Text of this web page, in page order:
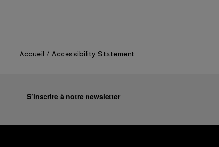
Accueil Accessibility Statement
S’inscrire à notre newsletter